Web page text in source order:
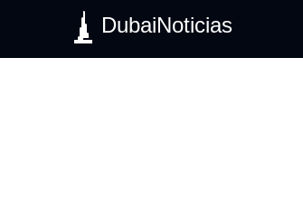
DubaiNoticias